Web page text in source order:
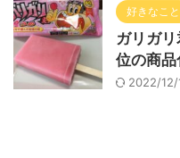
好きなこと
ガリガ
位の商品
2022/12/